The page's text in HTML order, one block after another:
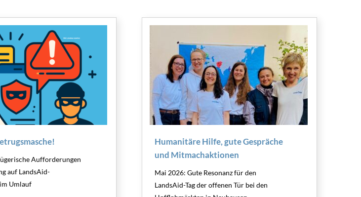
Aufforderungen
auf LandsAid-
Umlauf
Humanitäre Hilfe, gute Gespräche
und Mitmachaktionen
Mai 2026: Gute Resonanz für den
LandsAid-Tag der offenen Tür bei den